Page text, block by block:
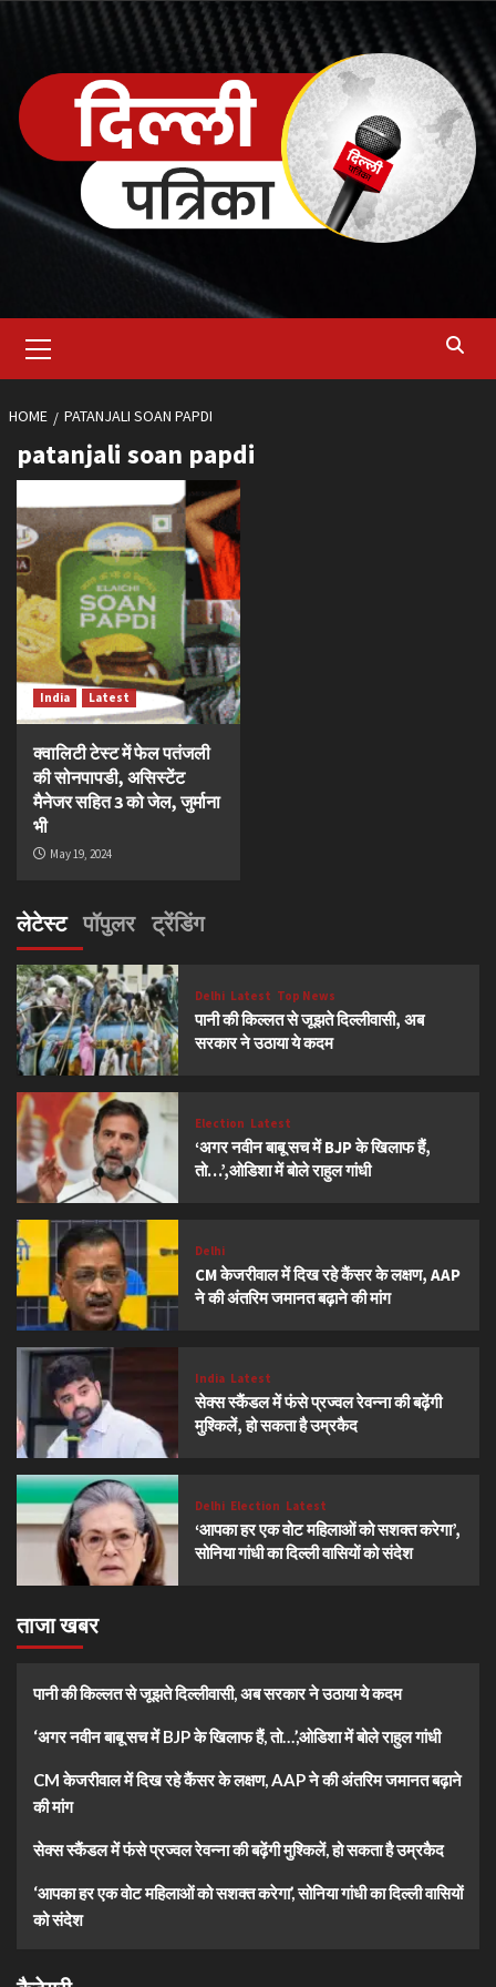
content
Menu
HOME PATANJALI SOAN PAPDI
patanjali soan papdi
India Latest
क्वालिटी टेस्ट में फेल पतंजली
की सोनपापडी, असिस्टेंट
मैनेजर सहित 3 को जेल, जुर्माना
भी
May 19, 2024
लेटेस्ट पॉपुलर ट्रेंडिंग
Delhi Latest Top News
पानी की किल्लत से जूझते दिल्लीवासी, अब
सरकार ने उठाया ये कदम
Election Latest
‘अगर नवीन बाबू सच में BJP के खिलाफ हैं,
तो…’,ओडिशा में बोले राहुल गांधी
Delhi
CM केजरीवाल में दिख रहे कैंसर के लक्षण, AAP
ने की अंतरिम जमानत बढ़ाने की मांग
India Latest
सेक्स स्कैंडल में फंसे प्रज्वल रेवन्ना की बढ़ेंगी
मुश्किलें, हो सकता है उम्रकैद
Delhi Election Latest
‘आपका हर एक वोट महिलाओं को सशक्त करेगा’,
सोनिया गांधी का दिल्ली वासियों को संदेश
ताजा खबर
पानी की किल्लत से जूझते दिल्लीवासी, अब सरकार ने उठाया ये कदम
‘अगर नवीन बाबू सच में BJP के खिलाफ हैं, तो…’,ओडिशा में बोले राहुल गांधी
CM केजरीवाल में दिख रहे कैंसर के लक्षण, AAP ने की अंतरिम जमानत बढ़ाने
की मांग
सेक्स स्कैंडल में फंसे प्रज्वल रेवन्ना की बढ़ेंगी मुश्किलें, हो सकता है उम्रकैद
‘आपका हर एक वोट महिलाओं को सशक्त करेगा’, सोनिया गांधी का दिल्ली वासियों
को संदेश